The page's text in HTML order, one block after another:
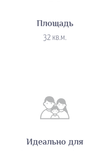
Площадь
32 кв.м.
Идеально для